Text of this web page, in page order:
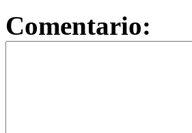
Comentario: